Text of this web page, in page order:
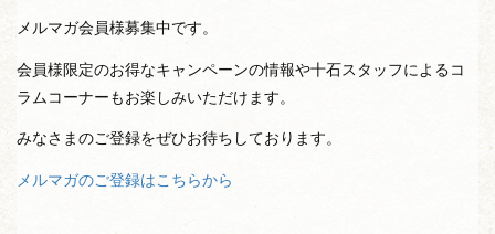
メルマガ会員様募集中です。
会員様限定のお得なキャンペーンの情報や十石スタッフによるコ
ラムコーナーもお楽しみいただけます。
みなさまのご登録をぜひお待ちしております。
メルマガのご登録はこちらから